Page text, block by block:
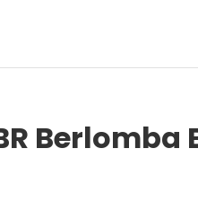
Berlomba